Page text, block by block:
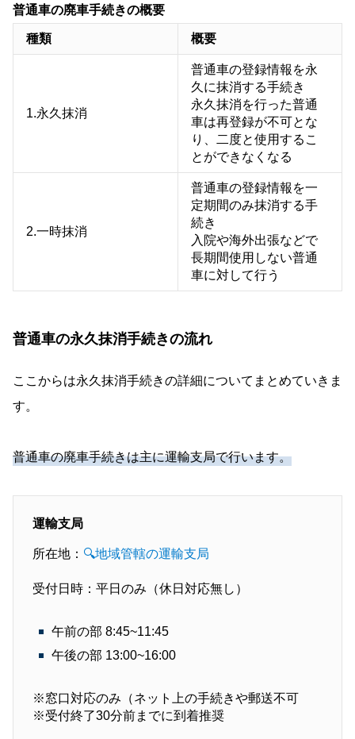
普通車の廃車手続きの概要
種類 概要
1.永久抹消
普通車の登録情報を永
久に抹消する手続き
永久抹消を行った普通
車は再登録が不可とな
り、二度と使用するこ
とができなくなる
2.一時抹消
普通車の登録情報を一
定期間のみ抹消する手
続き
入院や海外出張などで
長期間使用しない普通
車に対して行う
普通車の永久抹消手続きの流れ
ここからは永久抹消手続きの詳細についてまとめていきま
す。
普通車の廃車手続きは主に運輸支局で行います。
運輸支局
所在地： 🔍地域管轄の運輸支局
受付日時：平日のみ（休日対応無し）
午前の部 8:45~11:45
午後の部 13:00~16:00
※窓口対応のみ（ネット上の手続きや郵送不可
※受付終了30分前までに到着推奨